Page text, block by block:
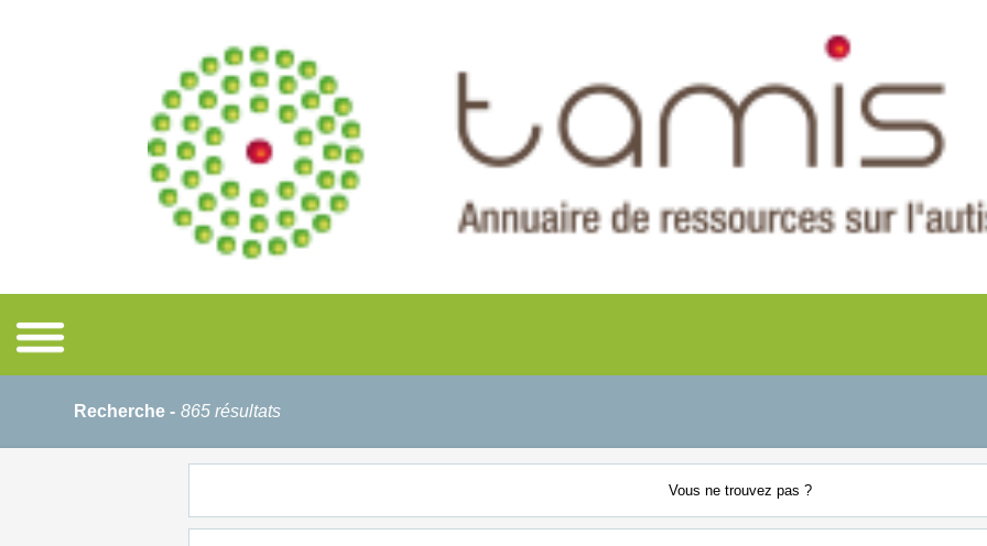
Recherche - 865 résultats
Vous ne trouvez pas ?